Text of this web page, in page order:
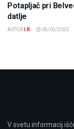
Potapljač pri
datlje
AVTOR I.R. 05/03/2025
V svetu informacij